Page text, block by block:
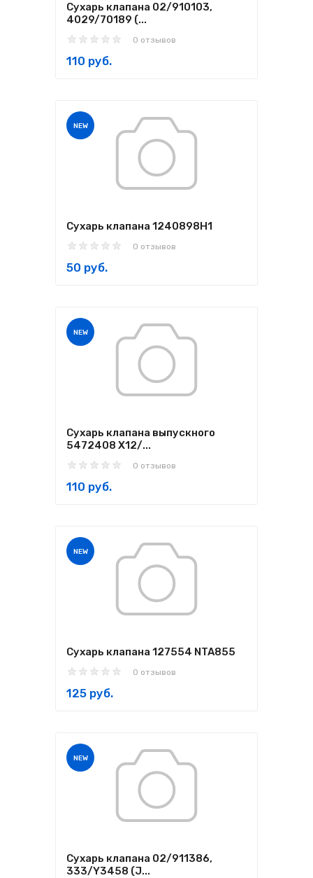
Сухарь клапана 02/910103,
4029/70189 (...
0 отзывов
110 руб.
NEW
Сухарь клапана 1240898H1
0 отзывов
50 руб.
NEW
Сухарь клапана выпускного
5472408 X12/...
0 отзывов
110 руб.
NEW
Сухарь клапана 127554 NTA855
0 отзывов
125 руб.
NEW
Сухарь клапана 02/911386,
333/Y3458 (J...